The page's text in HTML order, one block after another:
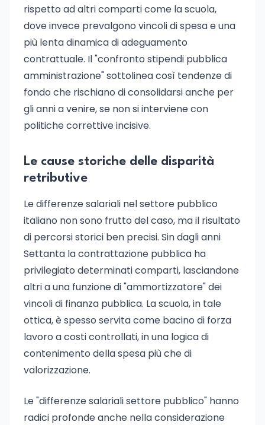
rispetto ad altri comparti come la scuola,
dove invece prevalgono vincoli di spesa e una
più lenta dinamica di adeguamento
contrattuale. Il "confronto stipendi pubblica
amministrazione" sottolinea così tendenze di
fondo che rischiano di consolidarsi anche per
gli anni a venire, se non si interviene con
politiche correttive incisive.
Le cause storiche delle disparità
retributive
Le differenze salariali nel settore pubblico
italiano non sono frutto del caso, ma il risultato
di percorsi storici ben precisi. Sin dagli anni
Settanta la contrattazione pubblica ha
privilegiato determinati comparti, lasciandone
altri a una funzione di "ammortizzatore" dei
vincoli di finanza pubblica. La scuola, in tale
ottica, è spesso servita come bacino di forza
lavoro a costi controllati, in una logica di
contenimento della spesa più che di
valorizzazione.
Le "differenze salariali settore pubblico" hanno
radici profonde anche nella considerazione